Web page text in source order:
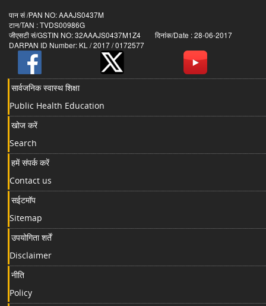
पान सं /PAN NO: AAAJS0437M
टान/TAN : TVDS00986G
जीएसटी सं/GSTIN NO: 32AAAJS0437M1Z4 दिनांक/Date : 28-06-2017
DARPAN ID Number: KL / 2017 / 0172577
सार्वजनिक स्वास्थ शिक्षा
Public Health Education
खोज करें
Search
हमें संपर्क करें
Contact us
सईटमॉप
Sitemap
उपयोगिता शर्तें
Disclaimer
नीति
Policy